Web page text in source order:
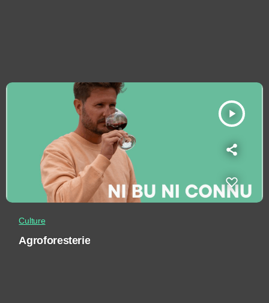
play_arrow
Culture
Agroforesterie